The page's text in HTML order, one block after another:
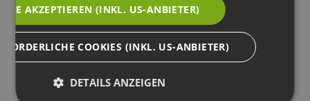
AKZEPTIEREN (INKL. US-ANBIETER)
COOKIES (INKL. US-ANBIETER)
DETAILS ANZEIGEN